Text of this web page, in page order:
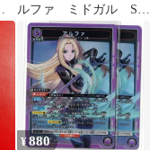
ルファ ミドガル SR
2枚セット
¥880